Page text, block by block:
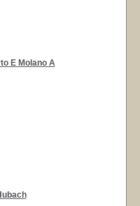
E Molano A